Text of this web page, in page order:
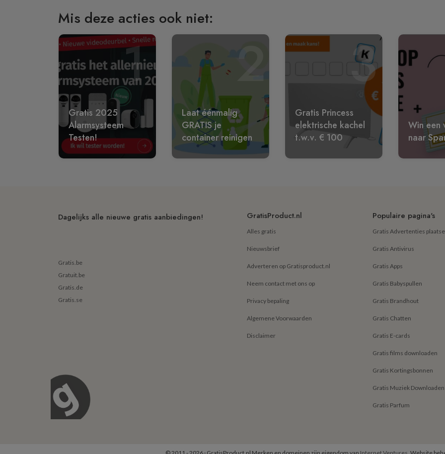
Mis deze acties ook niet:
1
Gratis 2025
Alarmsysteem
Testen!
2
Laat éénmalig
GRATIS je
container reinigen
3
Gratis Princess
elektrische kachel
t.w.v. € 100
Win een
naar
Dagelijks alle nieuwe gratis aanbiedingen!
Gratis.be
Gratuit.be
Gratis.de
Gratis.se
GratisProduct.nl
Alles gratis
Nieuwsbrief
Adverteren op Gratisproduct.nl
Neem contact met ons op
Privacy bepaling
Algemene Voorwaarden
Disclaimer
Populaire pagina's
Gratis Advertenties
Gratis Antivirus
Gratis Apps
Gratis Babyspullen
Gratis Brandhout
Gratis Chatten
Gratis E-cards
Gratis films downloaden
Gratis Kortingsbonnen
Gratis Muziek Downloaden
Gratis Parfum